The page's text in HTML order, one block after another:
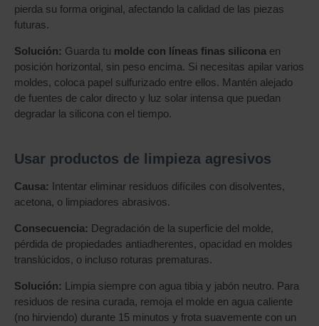
pierda su forma original, afectando la calidad de las piezas
futuras.
Solución: Guarda tu molde con líneas finas silicona en
posición horizontal, sin peso encima. Si necesitas apilar varios
moldes, coloca papel sulfurizado entre ellos. Mantén alejado
de fuentes de calor directo y luz solar intensa que puedan
degradar la silicona con el tiempo.
Usar productos de limpieza agresivos
Causa: Intentar eliminar residuos difíciles con disolventes,
acetona, o limpiadores abrasivos.
Consecuencia: Degradación de la superficie del molde,
pérdida de propiedades antiadherentes, opacidad en moldes
translúcidos, o incluso roturas prematuras.
Solución: Limpia siempre con agua tibia y jabón neutro. Para
residuos de resina curada, remoja el molde en agua caliente
(no hirviendo) durante 15 minutos y frota suavemente con un